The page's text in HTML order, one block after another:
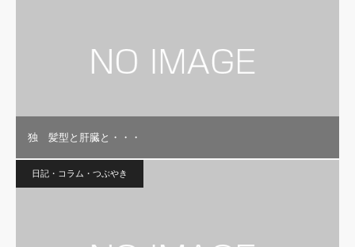
独 髪型と肝臓と・・・
日記・コラム・つぶやき